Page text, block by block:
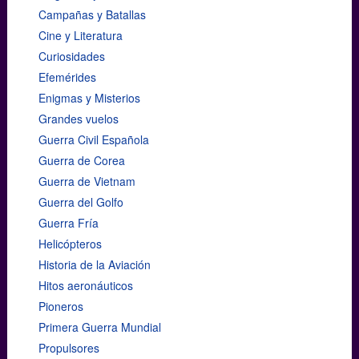
Campañas y Batallas
Cine y Literatura
Curiosidades
Efemérides
Enigmas y Misterios
Grandes vuelos
Guerra Civil Española
Guerra de Corea
Guerra de Vietnam
Guerra del Golfo
Guerra Fría
Helicópteros
Historia de la Aviación
Hitos aeronáuticos
Pioneros
Primera Guerra Mundial
Propulsores